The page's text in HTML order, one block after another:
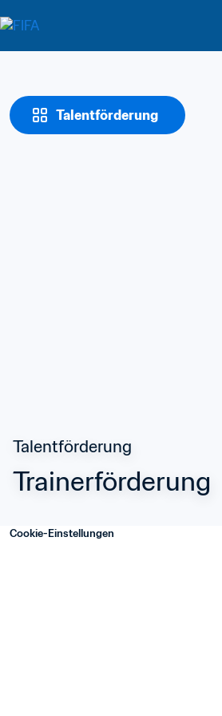
Talentförderung
Talentförderung
Trainerförderung
Cookie-Einstellungen